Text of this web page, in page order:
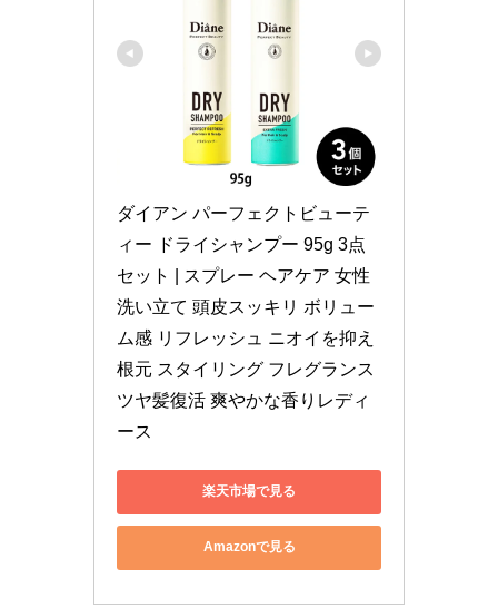
ダイアン パーフェクトビューテ
ィー ドライシャンプー 95g 3点
セット | スプレー ヘアケア 女性
洗い立て 頭皮スッキリ ボリュー
ム感 リフレッシュ ニオイを抑え
根元 スタイリング フレグランス
ツヤ髪復活 爽やかな香りレディ
ース
楽天市場で見る
Amazonで見る